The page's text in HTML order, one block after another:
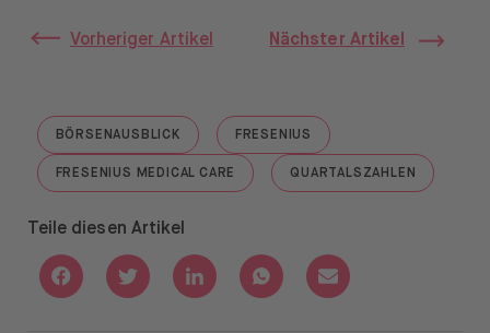
Vorheriger Artikel Nächster Artikel
BÖRSENAUSBLICK
GO TO "BÖRSENAUSBLICK"
FRESENIUS
GO TO "FRESENIUS"
FRESENIUS MEDICAL CARE
GO TO "FRESENIUS MEDICAL CARE"
QUARTALSZAHLEN
GO TO
Teile diesen Artikel
Share with Facebook
Share with Twitter
Share with Linkedin
Share with Whatsapp
Share with Email